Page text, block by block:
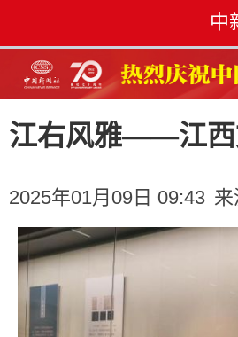
中
江右风雅——江西
2025年01月09日 09:43 来